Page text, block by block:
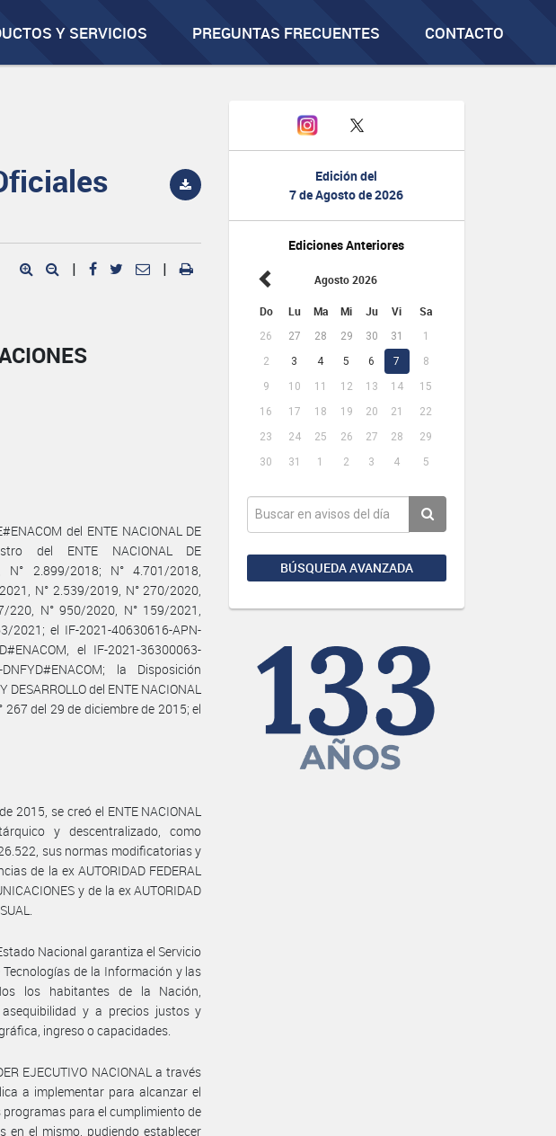
Y SERVICIOS PREGUNTAS FRECUENTES CONTACTO
Edición del
7 de Agosto de 2026
Ediciones Anteriores
Agosto 2026
Do Lu Ma Mi Ju Vi Sa
26 27 28 29 30 31
1
2
3 4 5 6 7
8
9
10 11 12 13 14
15
16
17 18 19 20 21
22
23
24 25 26 27 28
29
30
31 1 2 3 4 5
BÚSQUEDA AVANZADA
| |
del ENTE NACIONAL DE
del ENTE NACIONAL DE
N° 2.899/2018; N° 4.701/2018,
N° 2.539/2019, N° 270/2020,
220, N° 950/2020, N° 159/2021,
2021; el IF-2021-40630616-APN-
el IF-2021-36300063-
la Disposición
DESARROLLO del ENTE NACIONAL
267 del 29 de diciembre de 2015; el
2015, se creó el ENTE NACIONAL
y descentralizado, como
sus normas modificatorias y
de la ex AUTORIDAD FEDERAL
y de la ex AUTORIDAD
Nacional garantiza el Servicio
de la Información y las
los habitantes de la Nación,
y a precios justos y
ingreso o capacidades.
EJECUTIVO NACIONAL a través
a implementar para alcanzar el
para el cumplimiento de
en el mismo, pudiendo establecer